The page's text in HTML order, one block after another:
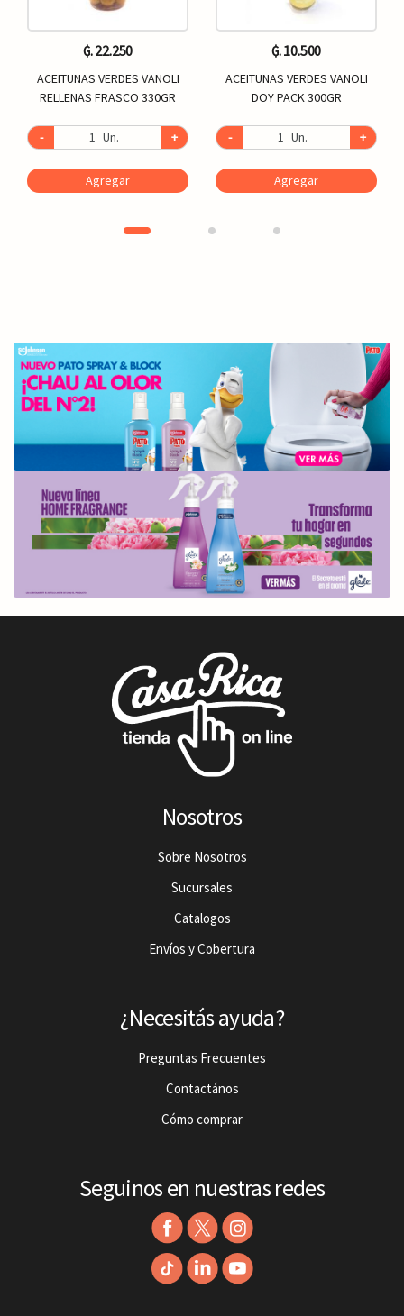
₲. 22.250
ACEITUNAS VERDES VANOLI
RELLENAS FRASCO 330GR
- Un. +
Agregar
₲. 10.500
ACEITUNAS VERDES VANOLI
DOY PACK 300GR
- Un. +
Agregar
Nosotros
Sobre Nosotros
Sucursales
Catalogos
Envíos y Cobertura
¿Necesitás ayuda?
Preguntas Frecuentes
Contactános
Cómo comprar
Seguinos en nuestras redes